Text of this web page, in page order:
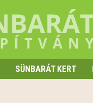
SÜNBARÁT KERT